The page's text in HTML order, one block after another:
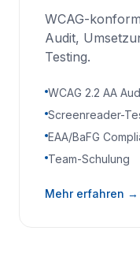
WCAG-
Audit,
Testing.
WCAG 2.2 AA
Screenreader-
EAA/BaFG
Team-Schulung
Mehr erfahren →